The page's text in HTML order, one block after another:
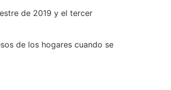
de 2019 y el tercer
de los hogares cuando se